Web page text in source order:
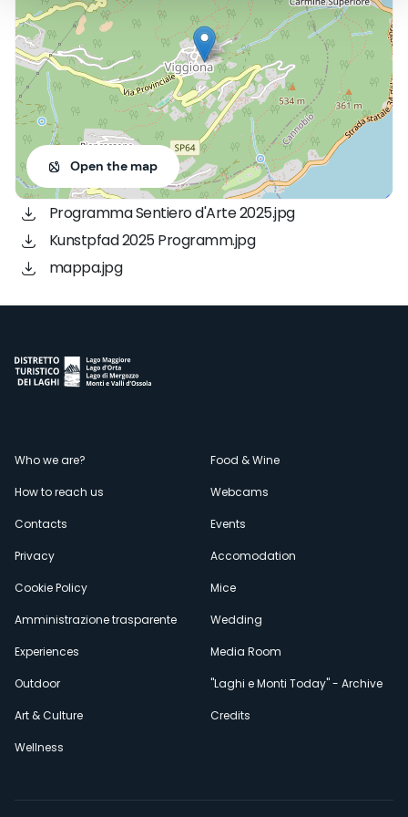
Open the map
Programma Sentiero d'Arte 2025.jpg
Kunstpfad 2025 Programm.jpg
mappa.jpg
Menù
secondario
Who we are?
How to reach us
Contacts
Privacy
Cookie Policy
Amministrazione trasparente
Experiences
Outdoor
Art & Culture
Wellness
Food & Wine
Webcams
Events
Accomodation
Mice
Wedding
Media Room
"Laghi e Monti Today" - Archive
Credits